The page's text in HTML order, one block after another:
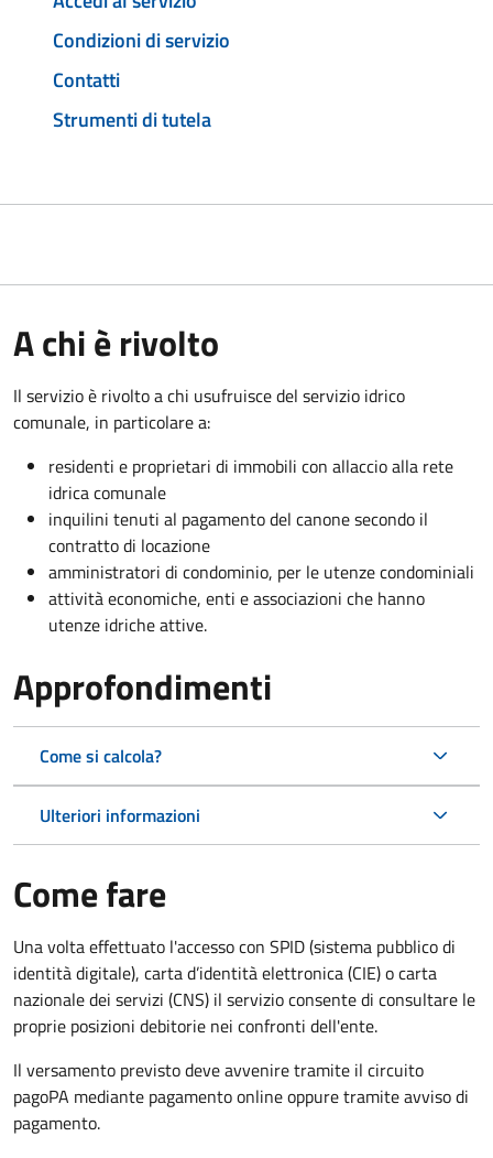
Condizioni di servizio
Contatti
Strumenti di tutela
A chi è rivolto
Il servizio è rivolto a chi usufruisce del servizio idrico
comunale, in particolare a:
residenti e proprietari di immobili con allaccio alla rete
idrica comunale
inquilini tenuti al pagamento del canone secondo il
contratto di locazione
amministratori di condominio, per le utenze condominiali
attività economiche, enti e associazioni che hanno
utenze idriche attive.
Approfondimenti
Come si calcola?
Ulteriori informazioni
Come fare
Una volta effettuato l'accesso con SPID (sistema pubblico di
identità digitale), carta d’identità elettronica (CIE) o carta
nazionale dei servizi (CNS) il servizio consente di consultare le
proprie posizioni debitorie nei confronti dell'ente.
Il versamento previsto deve avvenire tramite il circuito
pagoPA mediante pagamento online oppure tramite avviso di
pagamento.